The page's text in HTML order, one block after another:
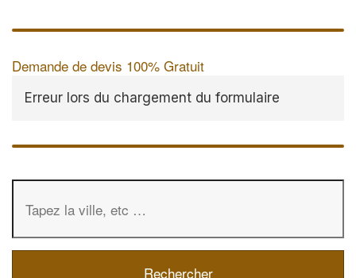
Demande de devis 100% Gratuit
Erreur lors du chargement du formulaire